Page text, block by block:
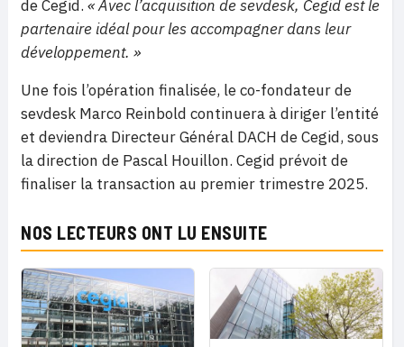
de Cegid. « Avec l’acquisition de sevdesk, Cegid est le
partenaire idéal pour les accompagner dans leur
développement. »
Une fois l’opération finalisée, le co-fondateur de
sevdesk Marco Reinbold continuera à diriger l’entité
et deviendra Directeur Général DACH de Cegid, sous
la direction de Pascal Houillon. Cegid prévoit de
finaliser la transaction au premier trimestre 2025.
NOS LECTEURS ONT LU ENSUITE